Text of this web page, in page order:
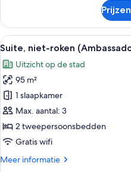
laden
niet-
roken
(Ambassador
King,
NS
95sqm)
Alle
foto's
voor
Suite,
niet-
roken
(Ambassador
Suite
Room
5
Suite, niet-roken
Uitzicht op de stad
95 m²
1 slaapkamer
Max. aantal: 3
2 tweepersoonsbedden
Gratis wifi
Meer informatie
Meer